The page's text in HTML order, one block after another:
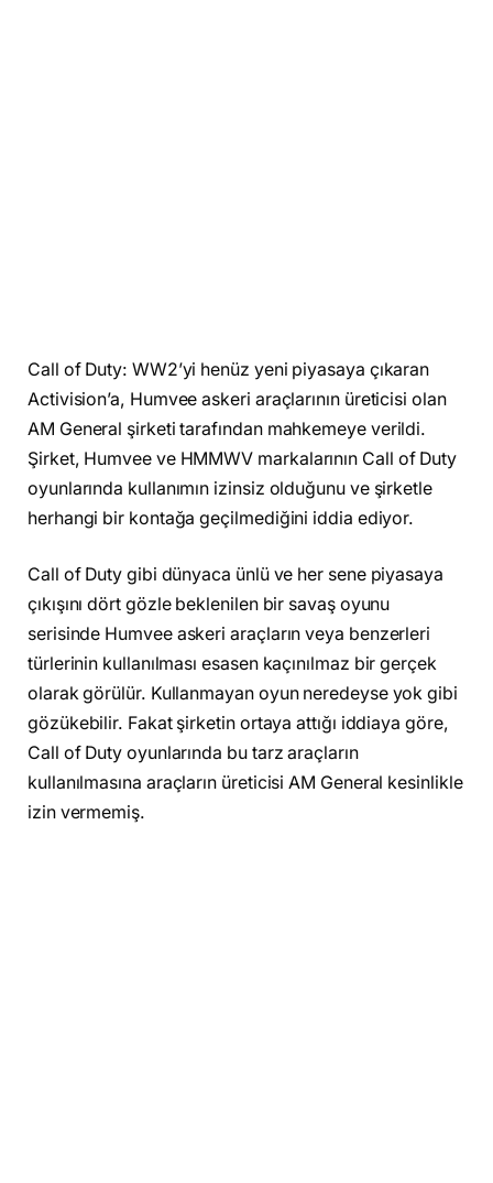
Call of Duty: WW2’yi henüz yeni piyasaya çıkaran
Activision’a, Humvee askeri araçlarının üreticisi olan
AM General şirketi tarafından mahkemeye verildi.
Şirket, Humvee ve HMMWV markalarının Call of Duty
oyunlarında kullanımın izinsiz olduğunu ve şirketle
herhangi bir kontağa geçilmediğini iddia ediyor.
Call of Duty gibi dünyaca ünlü ve her sene piyasaya
çıkışını dört gözle beklenilen bir savaş oyunu
serisinde Humvee askeri araçların veya benzerleri
türlerinin kullanılması esasen kaçınılmaz bir gerçek
olarak görülür. Kullanmayan oyun neredeyse yok gibi
gözükebilir. Fakat şirketin ortaya attığı iddiaya göre,
Call of Duty oyunlarında bu tarz araçların
kullanılmasına araçların üreticisi AM General kesinlikle
izin vermemiş.